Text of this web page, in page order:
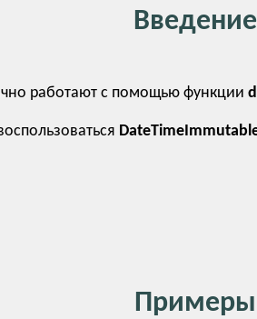
Введение
работают с помощью функции
Примеры